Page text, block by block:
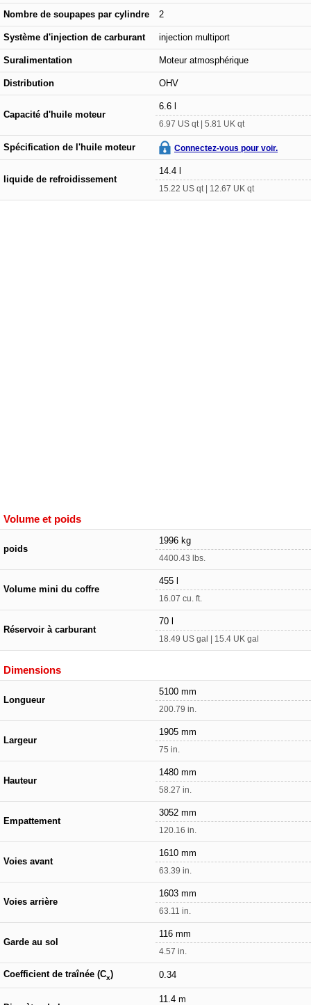
Nombre de soupapes par cylindre 2
Système d'injection de carburant injection multiport
Suralimentation Moteur atmosphérique
Distribution OHV
Capacité d'huile moteur
6.6 l
6.97 US qt | 5.81 UK qt
Spécification de l'huile moteur Connectez-vous pour voir.
liquide de refroidissement
14.4 l
15.22 US qt | 12.67 UK qt
Volume et poids
poids
1996 kg
4400.43 lbs.
Volume mini du coffre
455 l
16.07 cu. ft.
Réservoir à carburant
70 l
18.49 US gal | 15.4 UK gal
Dimensions
Longueur
5100 mm
200.79 in.
Largeur
1905 mm
75 in.
Hauteur
1480 mm
58.27 in.
Empattement
3052 mm
120.16 in.
Voies avant
1610 mm
63.39 in.
Voies arrière
1603 mm
63.11 in.
Garde au sol
116 mm
4.57 in.
Coefficient de traînée (Cx) 0.34
11.4 m